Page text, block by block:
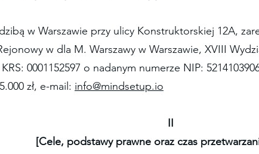
w Warszawie przy ulicy Konstruktorskiej 12A,
w dla M. Warszawy w Warszawie, XVIII
0001152597 o nadanym numerze NIP:
zł, e-mail: info@mindsetup.io
II
[Cele, podstawy prawne oraz czas